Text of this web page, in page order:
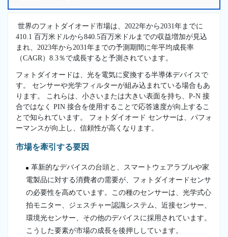
世界のフォトダイオード市場は、2022年から2031年までに
410.1 百万米ドルから840.5百万米ドルまでの収益増加が見込
まれ、2023年から2031年までの予測期間に年平均成長率
（CAGR）8.3％で成長すると予測されています。
フォトダイオードは、光を電気に変換する半導体デバイスで
す。 センサーや光学フィルターが組み込まれている場合もあ
ります。 これらは、小さいまたは大きい表面を持ち、P-N 接
合ではなく PIN 接合を使用することで応答速度が向上するこ
とで知られています。 フォトダイオード センサーは、パフォ
ーマンスが向上し、信頼性が高くなります。
市場を牽引する要因
革新的なデバイスの台頭と、スマートウェアラブルや家
電製品に対する消費者の需要が、フォトダイオードセンサ
の必要性を高めています。この種のセンサーは、光学式心
拍モニター、ジェスチャー認識システム、近接センサー、
環境光センサー、その他のデバイスに採用されています。
こうした要素が市場の成長を後押ししています。